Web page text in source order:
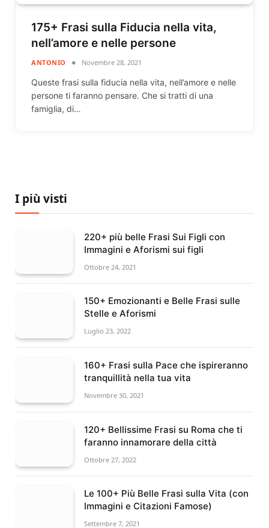
175+ Frasi sulla Fiducia nella vita,
nell’amore e nelle persone
ANTONIO Novembre 28, 2021
Queste frasi sulla fiducia nella vita, nell’amore e nelle
persone ti faranno pensare. Che si tratti di una
famiglia, di…
I più visti
220+ più belle Frasi Sui Figli con
Immagini e Aforismi sui figli
Ottobre 24, 2021
150+ Emozionanti e Belle Frasi sulle
Stelle e Aforismi
Luglio 23, 2022
160+ Frasi sulla Pace che ispireranno
tranquillità nella tua vita
Novembre 30, 2021
120+ Bellissime Frasi su Roma che ti
faranno innamorare della città
Ottobre 27, 2022
Le 100+ Più Belle Frasi sulla Vita (con
Immagini e Citazioni Famose)
Settembre 7, 2021